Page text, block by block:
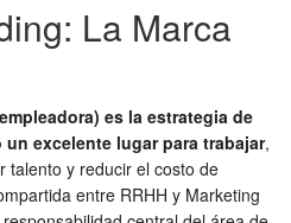
La Marca
es la estrategia de
excelente lugar para trabajar,
talento y reducir el costo de
entre RRHH y Marketing